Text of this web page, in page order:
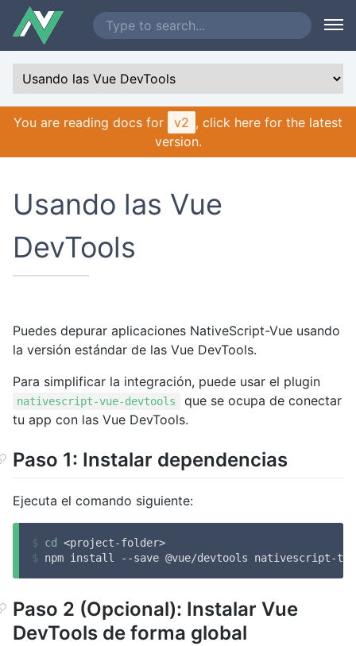
You are reading docs for v2 , click here for the latest
version.
Usando las Vue
DevTools
Puedes depurar aplicaciones NativeScript-Vue usando
la versión estándar de las Vue DevTools.
Para simplificar la integración, puede usar el plugin
nativescript-vue-devtools
que se ocupa de conectar
tu app con las Vue DevTools.
Paso 1: Instalar dependencias
Ejecuta el comando siguiente:
$ cd
<project-folder>
$ npm install --save @vue/devtools nativescript-
Paso 2 (Opcional): Instalar Vue
DevTools de forma global